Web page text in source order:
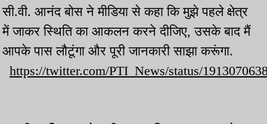
सी.वी. आनंद बोस ने मीडिया से कहा कि मुझे पहले क्षेत्र
में जाकर स्थिति का आकलन करने दीजिए, उसके बाद मैं
आपके पास लौटूंगा और पूरी जानकारी साझा करूंगा.
https://twitter.com/PTI_News/status/